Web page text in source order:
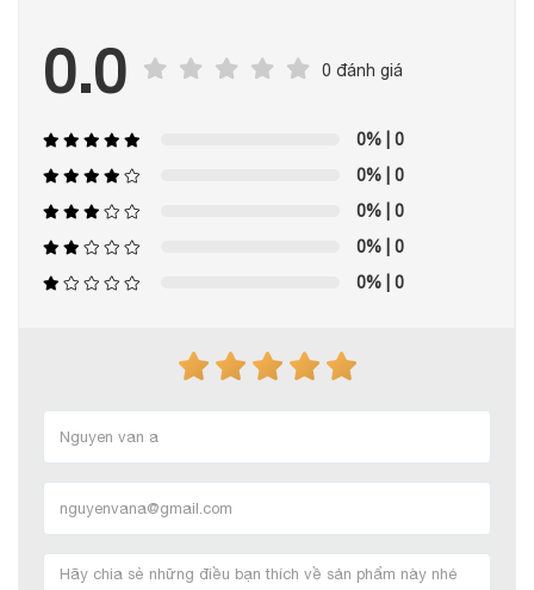
0.0 0 đánh giá
0% | 0
0% | 0
0% | 0
0% | 0
0% | 0